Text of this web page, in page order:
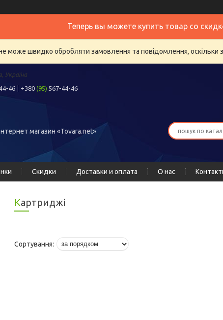
Теперь вы можете купить товар со
може швидко обробляти замовлення та повідомлення,
Україна
46 +380 (95) 567-44-46
магазин «Tovara.net»
Скидки Доставки и оплата О нас
Картриджі